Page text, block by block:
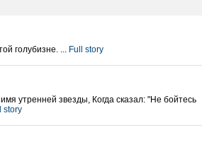
голубизне. ... Full story
утренней звезды, Когда сказал: "Не бойтесь
story